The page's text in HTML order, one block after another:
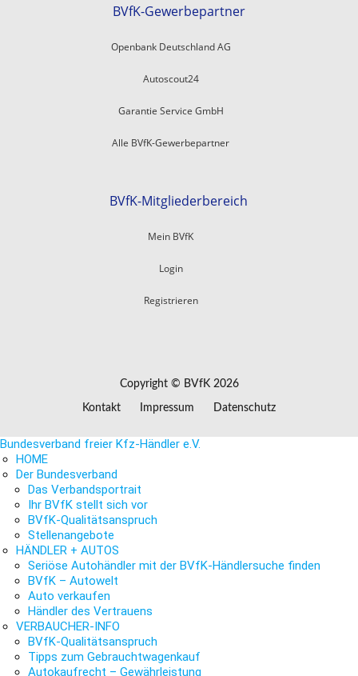
BVfK-Gewerbepartner
Openbank Deutschland AG
Autoscout24
Garantie Service GmbH
Alle BVfK-Gewerbepartner
BVfK-Mitgliederbereich
Mein BVfK
Login
Registrieren
Copyright © BVfK 2026
Kontakt Impressum Datenschutz
Bundesverband freier Kfz-Händler e.V.
HOME
Der Bundesverband
Das Verbandsportrait
Ihr BVfK stellt sich vor
BVfK-Qualitätsanspruch
Stellenangebote
HÄNDLER + AUTOS
Seriöse Autohändler mit der BVfK-Händlersuche finden
BVfK – Autowelt
Auto verkaufen
Händler des Vertrauens
VERBAUCHER-INFO
BVfK-Qualitätsanspruch
Tipps zum Gebrauchtwagenkauf
Autokaufrecht – Gewährleistung